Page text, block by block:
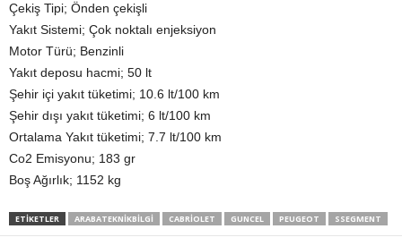
Çekiş Tipi; Önden çekişli
Yakıt Sistemi; Çok noktalı enjeksiyon
Motor Türü; Benzinli
Yakıt deposu hacmi; 50 lt
Şehir içi yakıt tüketimi; 10.6 lt/100 km
Şehir dışı yakıt tüketimi; 6 lt/100 km
Ortalama Yakıt tüketimi; 7.7 lt/100 km
Co2 Emisyonu; 183 gr
Boş Ağırlık; 1152 kg
ETIKETLER ARABATEKNIKBILGI CABRIOLET GUNCEL PEUGEOT SSEGMENT